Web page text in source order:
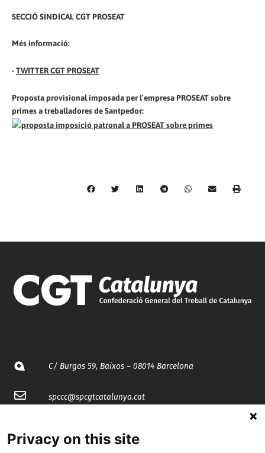
SECCIÓ SINDICAL CGT PROSEAT
Més informació:
-TWITTER CGT PROSEAT
Proposta provisional imposada per l´empresa PROSEAT sobre
primes a treballadores de Santpedor:
C/ Burgos 59, Baixos – 08014 Barcelona
spccc@spcgtcatalunya.cat
Privacy on this site